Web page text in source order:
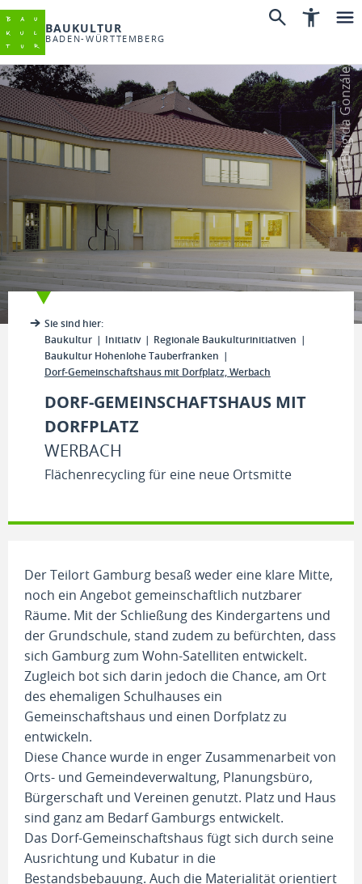
BAUKULTUR
BADEN-WÜRTTEMBERG
© Brigida González
Sie sind hier:
Baukultur
Initiativ
Regionale Baukulturinitiativen
Baukultur Hohenlohe Tauberfranken
Dorf-Gemeinschaftshaus mit Dorfplatz, Werbach
DORF-GEMEINSCHAFTSHAUS MIT
DORFPLATZ
WERBACH
Flächenrecycling für eine neue Ortsmitte
Der Teilort Gamburg besaß weder eine klare Mitte,
noch ein Angebot gemeinschaftlich nutzbarer
Räume. Mit der Schließung des Kindergartens und
der Grundschule, stand zudem zu befürchten, dass
sich Gamburg zum Wohn-Satelliten entwickelt.
Zugleich bot sich darin jedoch die Chance, am Ort
des ehemaligen Schulhauses ein
Gemeinschaftshaus und einen Dorfplatz zu
entwickeln.
Diese Chance wurde in enger Zusammenarbeit von
Orts- und Gemeindeverwaltung, Planungsbüro,
Bürgerschaft und Vereinen genutzt. Platz und Haus
sind ganz am Bedarf Gamburgs entwickelt.
Das Dorf-Gemeinschaftshaus fügt sich durch seine
Ausrichtung und Kubatur in die
Bestandsbebauung. Auch die Materialität orientiert